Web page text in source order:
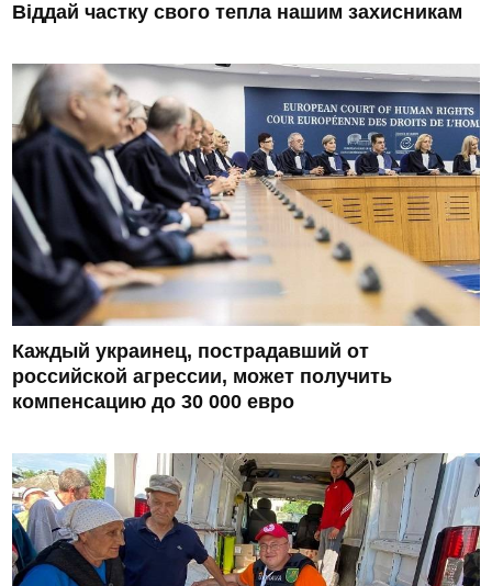
Віддай частку свого тепла нашим захисникам
Каждый украинец, пострадавший от
российской агрессии, может получить
компенсацию до 30 000 евро